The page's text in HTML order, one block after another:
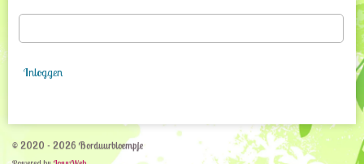
Inloggen
© 2020 - 2026 Borduurbloempje